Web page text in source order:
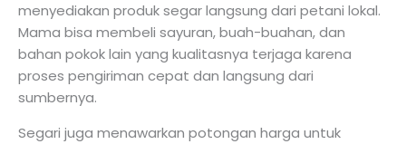
menyediakan produk segar langsung dari petani lokal.
Mama bisa membeli sayuran, buah-buahan, dan
bahan pokok lain yang kualitasnya terjaga karena
proses pengiriman cepat dan langsung dari
sumbernya.
Segari juga menawarkan potongan harga untuk